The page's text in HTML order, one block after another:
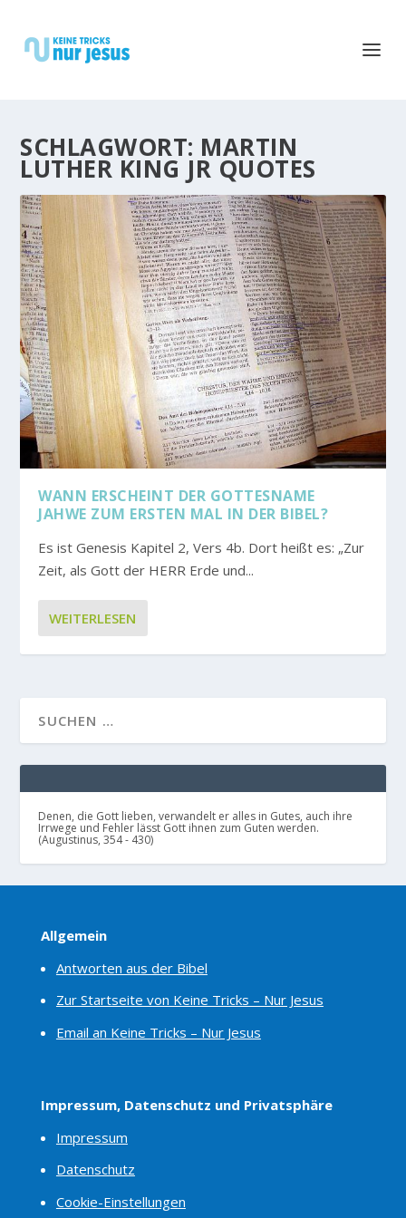
SCHLAGWORT: MARTIN
LUTHER KING JR QUOTES
WANN ERSCHEINT DER GOTTESNAME
JAHWE ZUM ERSTEN MAL IN DER BIBEL?
Es ist Genesis Kapitel 2, Vers 4b. Dort heißt es: „Zur
Zeit, als Gott der HERR Erde und...
WEITERLESEN
Denen, die Gott lieben, verwandelt er alles in Gutes, auch ihre
Irrwege und Fehler lässt Gott ihnen zum Guten werden.
(Augustinus, 354 - 430)
Allgemein
Antworten aus der Bibel
Zur Startseite von Keine Tricks – Nur Jesus
Email an Keine Tricks – Nur Jesus
Impressum, Datenschutz und Privatsphäre
Impressum
Datenschutz
Cookie-Einstellungen